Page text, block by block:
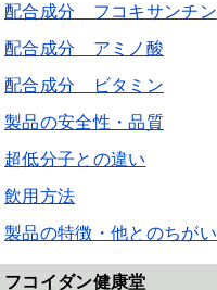
配合成分 フコキサンチン
配合成分 アミノ酸
配合成分 ビタミン
製品の安全性・品質
超低分子との違い
飲用方法
製品の特徴・他とのちがい
フコイダン健康堂